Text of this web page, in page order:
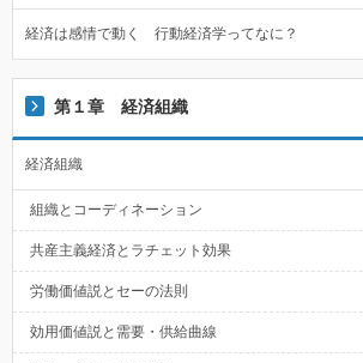
経済は感情で動く 行動経済学ってなに？
第１章 経済組織
経済組織
組織とコーディネーション
共産主義経済とラチェット効果
労働価値説とセーの法則
効用価値説と需要・供給曲線